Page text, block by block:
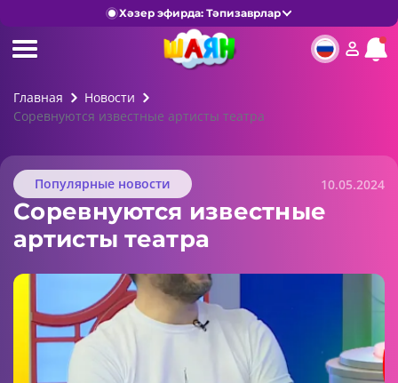
Хәзер эфирда: Тәпизаврлар
Главная
Новости
Соревнуются известные артисты театра
Популярные новости 10.05.2024
Соревнуются известные
артисты театра